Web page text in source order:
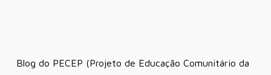
Blog do PECEP (Projeto de Educação Comunitário da